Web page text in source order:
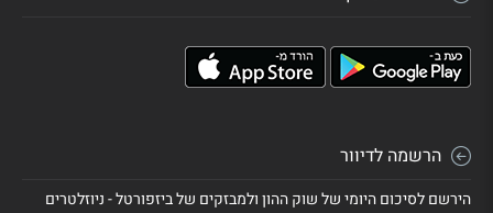
הרשמה לדיוור
הירשם לסיכום היומי של שוק ההון ולמבזקים של ביזפורטל - ניוזלטרים